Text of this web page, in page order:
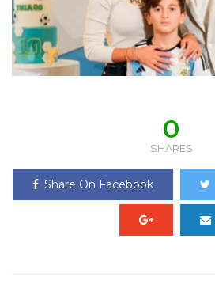
0
SHARES
Share On Facebook